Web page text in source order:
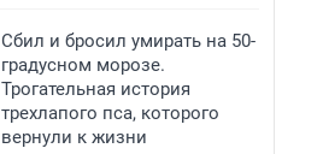
Сбил и бросил умирать на 50-
градусном морозе.
Трогательная история
трехлапого пса, которого
вернули к жизни